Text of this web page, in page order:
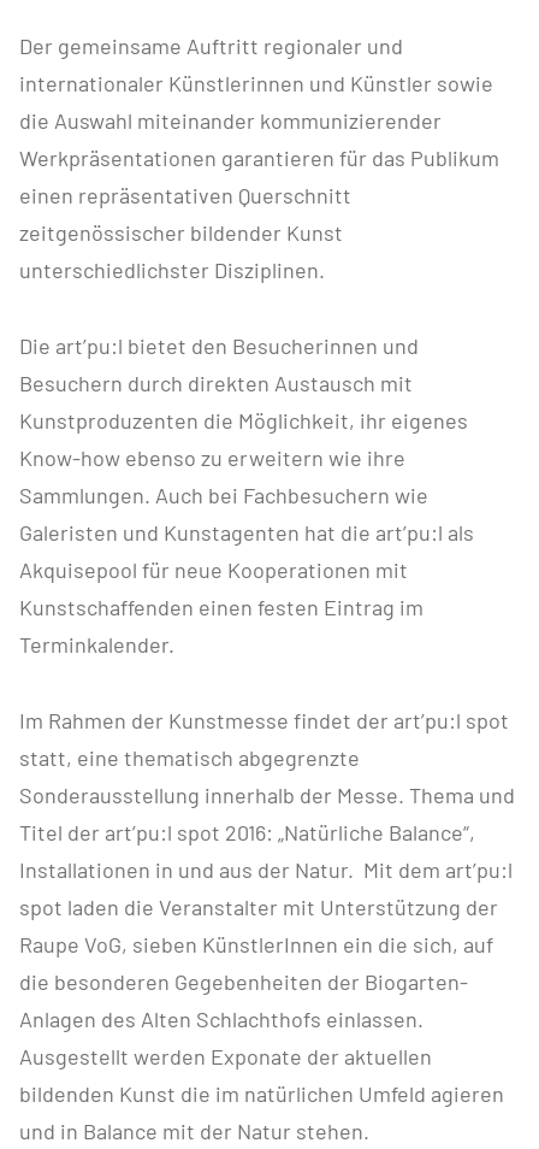
Der gemeinsame Auftritt regionaler und
internationaler Künstlerinnen und Künstler sowie
die Auswahl miteinander kommunizierender
Werkpräsentationen garantieren für das Publikum
einen repräsentativen Querschnitt
zeitgenössischer bildender Kunst
unterschiedlichster Disziplinen.
Die art’pu:l bietet den Besucherinnen und
Besuchern durch direkten Austausch mit
Kunstproduzenten die Möglichkeit, ihr eigenes
Know-how ebenso zu erweitern wie ihre
Sammlungen. Auch bei Fachbesuchern wie
Galeristen und Kunstagenten hat die art’pu:l als
Akquisepool für neue Kooperationen mit
Kunstschaffenden einen festen Eintrag im
Terminkalender.
Im Rahmen der Kunstmesse findet der art’pu:l spot
statt, eine thematisch abgegrenzte
Sonderausstellung innerhalb der Messe. Thema und
Titel der art’pu:l spot 2016: „Natürliche Balance“,
Installationen in und aus der Natur. Mit dem art’pu:l
spot laden die Veranstalter mit Unterstützung der
Raupe VoG, sieben KünstlerInnen ein die sich, auf
die besonderen Gegebenheiten der Biogarten-
Anlagen des Alten Schlachthofs einlassen.
Ausgestellt werden Exponate der aktuellen
bildenden Kunst die im natürlichen Umfeld agieren
und in Balance mit der Natur stehen.